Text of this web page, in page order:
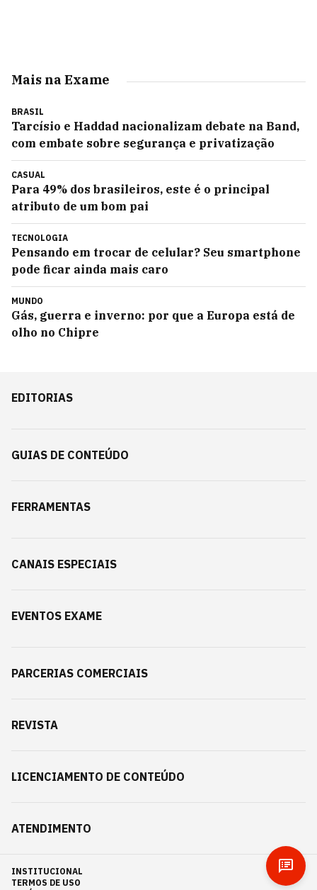
Mais na Exame
BRASIL
Tarcísio e Haddad nacionalizam debate na Band,
com embate sobre segurança e privatização
CASUAL
Para 49% dos brasileiros, este é o principal
atributo de um bom pai
TECNOLOGIA
Pensando em trocar de celular? Seu smartphone
pode ficar ainda mais caro
MUNDO
Gás, guerra e inverno: por que a Europa está de
olho no Chipre
EDITORIAS
GUIAS DE CONTEÚDO
FERRAMENTAS
CANAIS ESPECIAIS
EVENTOS EXAME
PARCERIAS COMERCIAIS
REVISTA
LICENCIAMENTO DE CONTEÚDO
ATENDIMENTO
INSTITUCIONAL
TERMOS DE USO